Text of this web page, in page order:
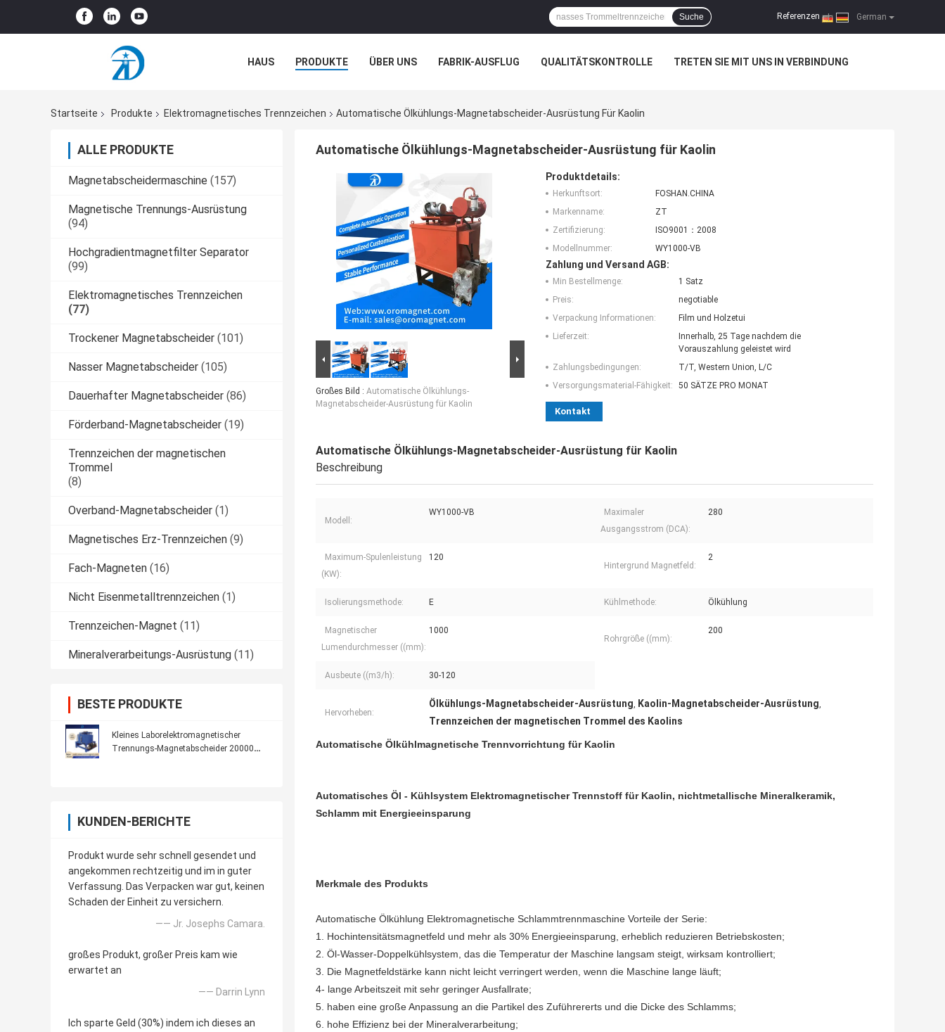
German
Referenzen |
Suche
HAUS PRODUKTE ÜBER UNS FABRIK-AUSFLUG QUALITÄTSKONTROLLE TRETEN SIE MIT UNS IN VERBINDUNG
Startseite
Produkte Elektromagnetisches Trennzeichen Automatische Ölkühlungs-Magnetabscheider-Ausrüstung Für Kaolin
ALLE PRODUKTE
Magnetabscheidermaschine (157)
Magnetische Trennungs-Ausrüstung
(94)
Hochgradientmagnetfilter Separator
(99)
Elektromagnetisches Trennzeichen
(77)
Trockener Magnetabscheider (101)
Nasser Magnetabscheider (105)
Dauerhafter Magnetabscheider (86)
Förderband-Magnetabscheider (19)
Trennzeichen der magnetischen
Trommel
(8)
Overband-Magnetabscheider (1)
Magnetisches Erz-Trennzeichen (9)
Fach-Magneten (16)
Nicht Eisenmetalltrennzeichen (1)
Trennzeichen-Magnet (11)
Mineralverarbeitungs-Ausrüstung (11)
BESTE PRODUKTE
Kleines Laborelektromagnetischer
Trennungs-Magnetabscheider 20000
KUNDEN-BERICHTE
Produkt wurde sehr schnell gesendet und
angekommen rechtzeitig und im in guter
Verfassung. Das Verpacken war gut, keinen
Schaden der Einheit zu versichern.
—— Jr. Josephs Camara.
großes Produkt, großer Preis kam wie
erwartet an
—— Darrin Lynn
Ich sparte Geld (30%) indem ich dieses an
Automatische Ölkühlungs-Magnetabscheider-Ausrüstung für Kaolin
Großes Bild : Automatische Ölkühlungs-
Magnetabscheider-Ausrüstung für Kaolin
Produktdetails:
Herkunftsort:
FOSHAN.CHINA
Markenname:
ZT
Zertifizierung:
ISO9001：2008
Modellnummer:
WY1000-VB
Zahlung und Versand AGB:
Min Bestellmenge:
1 Satz
Preis:
negotiable
Verpackung Informationen:
Film und Holzetui
Lieferzeit:
Innerhalb, 25 Tage nachdem die
Vorauszahlung geleistet wird
Zahlungsbedingungen:
T/T, Western Union, L/C
Versorgungsmaterial-Fähigkeit:
50 SÄTZE PRO MONAT
Kontakt
Automatische Ölkühlungs-Magnetabscheider-Ausrüstung für Kaolin
Beschreibung
Modell:
WY1000-VB
Maximaler
Ausgangsstrom (DCA):
280
Maximum-Spulenleistung
(KW):
120
Hintergrund Magnetfeld:
2
Isolierungsmethode: E Kühlmethode: Ölkühlung
Magnetischer
Lumendurchmesser ((mm):
1000
Rohrgröße ((mm):
200
Ausbeute ((m3/h): 30-120
Hervorheben:
Ölkühlungs-Magnetabscheider-Ausrüstung, Kaolin-Magnetabscheider-Ausrüstung,
Trennzeichen der magnetischen Trommel des Kaolins
Automatische Ölkühlmagnetische Trennvorrichtung für Kaolin
Automatisches Öl - Kühlsystem Elektromagnetischer Trennstoff für Kaolin, nichtmetallische Mineralkeramik,
Schlamm mit Energieeinsparung
Merkmale des Produkts
Automatische Ölkühlung Elektromagnetische Schlammtrennmaschine Vorteile der Serie:
1. Hochintensitätsmagnetfeld und mehr als 30% Energieeinsparung, erheblich reduzieren Betriebskosten;
2. Öl-Wasser-Doppelkühlsystem, das die Temperatur der Maschine langsam steigt, wirksam kontrolliert;
3. Die Magnetfeldstärke kann nicht leicht verringert werden, wenn die Maschine lange läuft;
4- lange Arbeitszeit mit sehr geringer Ausfallrate;
5. haben eine große Anpassung an die Partikel des Zuführererts und die Dicke des Schlamms;
6. hohe Effizienz bei der Mineralverarbeitung;